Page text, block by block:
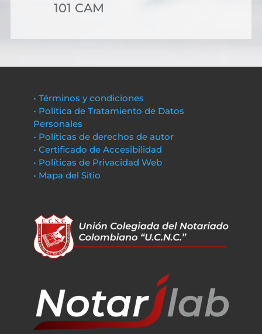
101 CAM
• Términos y condiciones
• Política de Tratamiento de Datos
Personales
• Políticas de derechos de autor
• Certificado de Accesibilidad
• Políticas de Privacidad Web
• Mapa del Sitio